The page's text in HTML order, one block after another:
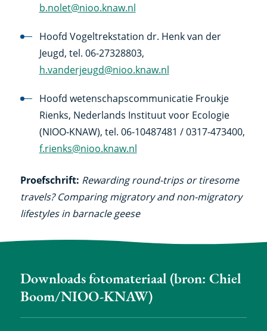
b.nolet@nioo.knaw.nl
Hoofd Vogeltrekstation dr. Henk van der
Jeugd, tel. 06-27328803,
h.vanderjeugd@nioo.knaw.nl
Hoofd wetenschapscommunicatie Froukje
Rienks, Nederlands Instituut voor Ecologie
(NIOO-KNAW), tel. 06-10487481 / 0317-473400,
f.rienks@nioo.knaw.nl
Proefschrift: Rewarding round-trips or tiresome
travels? Comparing migratory and non-migratory
lifestyles in barnacle geese
Downloads fotomateriaal (bron: Chiel
Boom/NIOO-KNAW)